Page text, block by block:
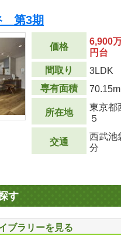
第3期
価格
6,900
円台
間取り
3LDK
専有面積
70.15m
所在地
東京都
５
交通
西武池
分
す
ブラリーを見る